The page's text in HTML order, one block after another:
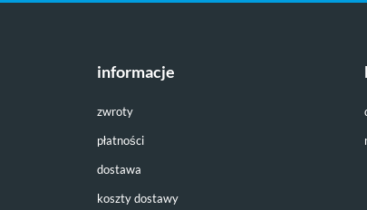
informacje
zwroty
płatności
dostawa
koszty dostawy